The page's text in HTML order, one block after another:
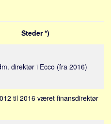
Steder *)
direktør i Ecco (fra 2016)
til 2016 været finansdirektør